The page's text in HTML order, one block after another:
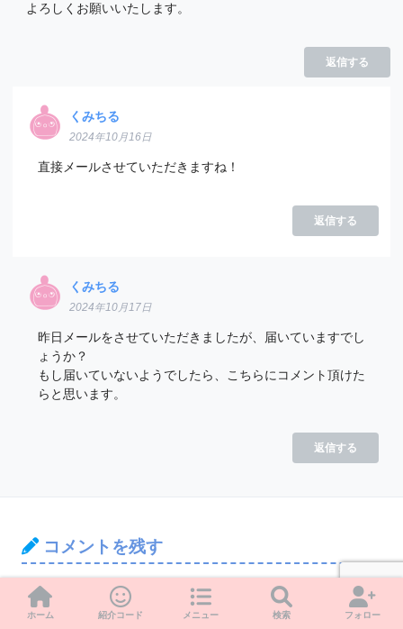
よろしくお願いいたします。
返信する
くみちる
2024年10月16日
直接メールさせていただきますね！
返信する
くみちる
2024年10月17日
昨日メールをさせていただきましたが、届いていますでし
ょうか？
もし届いていないようでしたら、こちらにコメント頂けた
らと思います。
返信する
コメントを残す
メールアドレスが公開されることはありません。
が付いてい
る欄は必須項目です
ホーム 紹介コード メニュー 検索 フォロー